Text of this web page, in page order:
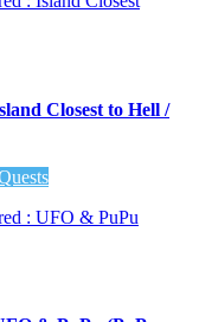
Closest to Hell /